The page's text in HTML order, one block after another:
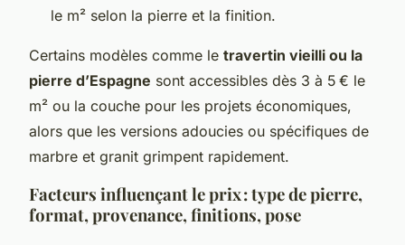
le m² selon la pierre et la finition.
Certains modèles comme le travertin vieilli ou la
pierre d’Espagne sont accessibles dès 3 à 5 € le
m² ou la couche pour les projets économiques,
alors que les versions adoucies ou spécifiques de
marbre et granit grimpent rapidement.
Facteurs influençant le prix : type de pierre,
format, provenance, finitions, pose